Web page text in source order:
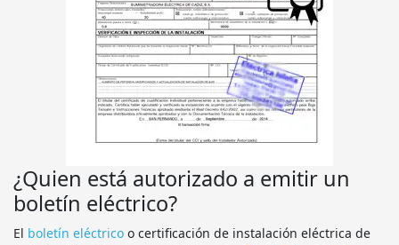
¿Quien está autorizado a emitir un
boletín eléctrico?
El boletín eléctrico o certificación de instalación eléctrica de